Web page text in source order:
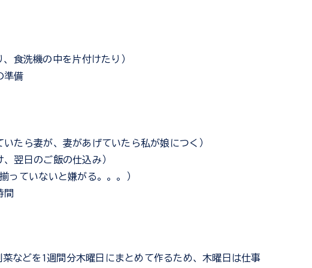
食洗機の中を片付けたり）
準備
たら妻が、妻があげていたら私が娘につく）
翌日のご飯の仕込み）
っていないと嫌がる。。。）
間
などを1週間分木曜日にまとめて作るため、木曜日は仕事